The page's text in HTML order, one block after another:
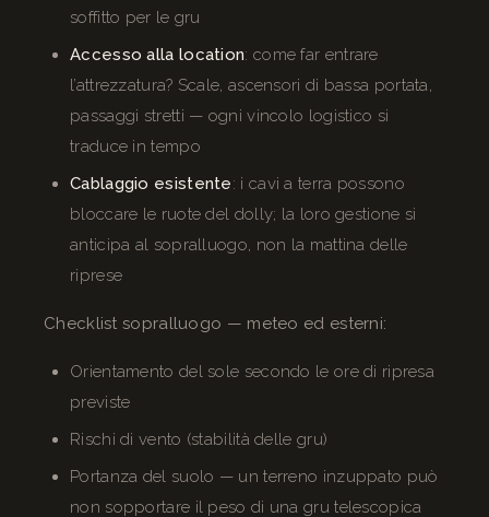
soffitto per le gru
Accesso alla location: come far entrare
l’attrezzatura? Scale, ascensori di bassa portata,
passaggi stretti — ogni vincolo logistico si
traduce in tempo
Cablaggio esistente: i cavi a terra possono
bloccare le ruote del dolly; la loro gestione si
anticipa al sopralluogo, non la mattina delle
riprese
Checklist sopralluogo — meteo ed esterni:
Orientamento del sole secondo le ore di ripresa
previste
Rischi di vento (stabilità delle gru)
Portanza del suolo — un terreno inzuppato può
non sopportare il peso di una gru telescopica